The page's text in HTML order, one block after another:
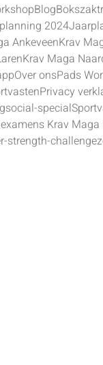
Blog
2024
AnkeveenKrav
Krav Maga
Over onsPads
Privacy
social-special
Krav
strength-challenge